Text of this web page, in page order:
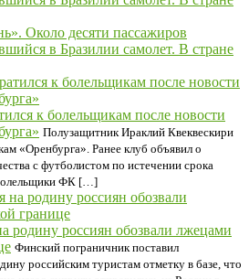
Около десяти пассажиров
в Бразилии самолет. В стране
к болельщикам после новости
Полузащитник Ираклий Квеквескири
«Оренбурга». Ранее клуб объявил о
с футболистом по истечении срока
ФК […]
родину россиян обозвали лжецами
Финский пограничник поставил
российским туристам отметку в базе, что